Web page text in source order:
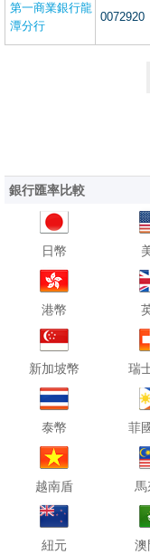
第一商業銀行龍
潭分行
0072920
銀行匯率比較
日幣
港幣
新加坡幣 瑞
泰幣 菲
越南盾 馬
紐元 澳